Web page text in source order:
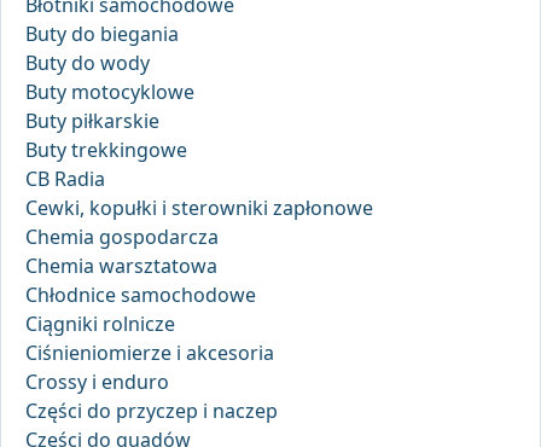
Buty do biegania
Buty do wody
Buty motocyklowe
Buty piłkarskie
Buty trekkingowe
CB Radia
Cewki, kopułki i sterowniki zapłonowe
Chemia gospodarcza
Chemia warsztatowa
Chłodnice samochodowe
Ciągniki rolnicze
Ciśnieniomierze i akcesoria
Crossy i enduro
Części do przyczep i naczep
Części do quadów